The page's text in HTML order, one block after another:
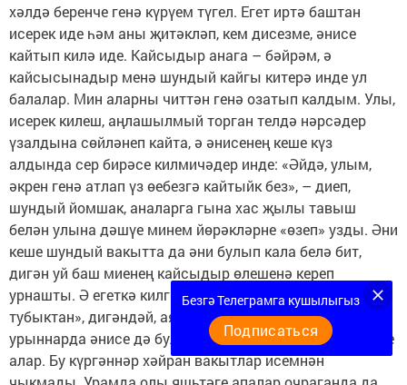
хәлдә беренче генә күрүем түгел. Егет иртә баштан
исерек иде һәм аны җитәкләп, кем дисезме, әнисе
кайтып килә иде. Кайсыдыр анага – бәйрәм, ә
кайсысынадыр менә шундый кайгы китерә инде ул
балалар. Мин аларны читтән генә озатып калдым. Улы,
исерек килеш, аңлашылмый торган телдә нәрсәдер
үзалдына сөйләнеп кайта, ә әнисенең кеше күз
алдында сер бирәсе килмичәдер инде: «Әйдә, улым,
әкрен генә атлап үз өебезгә кайтыйк без», – диеп,
шундый йомшак, аналарга гына хас җылы тавыш
белән улына дәшүе минем йөрәкләрне «өзеп» узды. Әни
кеше шундый вакытта да әни булып кала белә бит,
дигән уй баш миенең кайсыдыр өлешенә кереп
урнашты. Ә егеткә килгәндә, «исереккә дөнья
тубыктан», дигәндәй, аякларын көчкә сөйрәп, кайбер
урыннарда әнисе дә булышкалап, юлларын дәвам итте
алар. Бу күргәннәр хәйран вакытлар исемнән
Безгә Телеграмга кушылыгыз
Подписаться